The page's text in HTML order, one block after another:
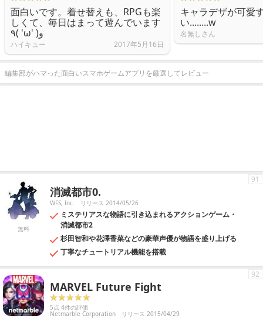
面白いです。着せ替えも、RPGも楽
しくて、毎日はまって遊んでいます
٩( 'ω' )و
ハイキュー 2017年5月16日
キャラデザが可愛
い........w
名無しさん
編集部がハマった面白いスマホゲームアプリを厳選してレビュー
無料
消滅都市0.
WFS, Inc. リリース 2014/05/26
ミステリアスな物語に引き込まれるアクションゲーム・
消滅都市2
杉田智和や花澤香菜などの豪華声優が物語を盛り上げる
丁寧なチュートリアル機能を搭載
91
MARVEL Future Fight
5点 4件の評価
Netmarble Corporation リリース 2015/04/29
92